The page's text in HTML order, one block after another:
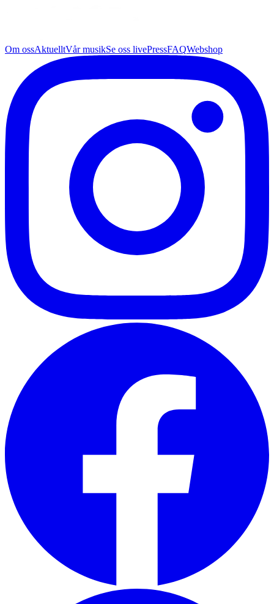
Om ossAktuelltVår musikSe oss livePressFAQWebshop